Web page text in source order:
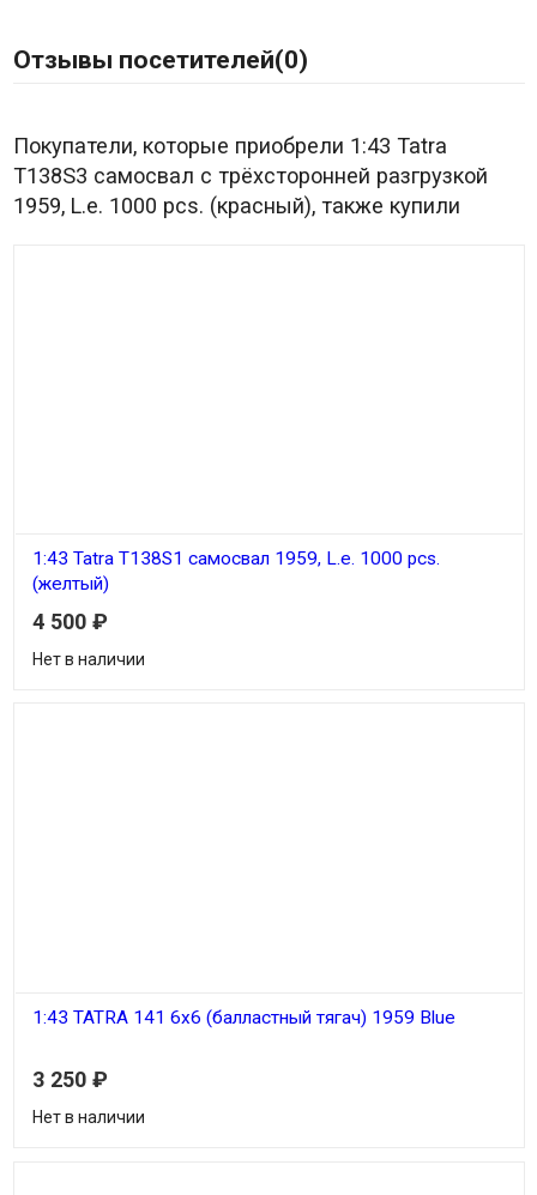
Отзывы посетителей(0)
Покупатели, которые приобрели 1:43 Tatra
T138S3 самосвал c трёхсторонней разгрузкой
1959, L.e. 1000 pcs. (красный), также купили
1:43 Tatra T138S1 самосвал 1959, L.e. 1000 pcs.
(желтый)
4 500 ₽
Нет в наличии
1:43 TATRA 141 6х6 (балластный тягач) 1959 Blue
3 250 ₽
Нет в наличии